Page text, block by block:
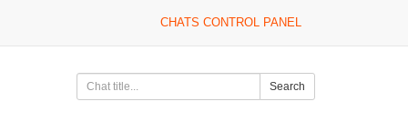
CHATS CONTROL PANEL
Search